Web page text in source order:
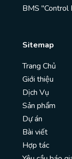
BMS
Sitemap
Trang Chủ
Giới thiệu
Dịch Vụ
Sản phẩm
Dự án
Bài viết
Hợp tác